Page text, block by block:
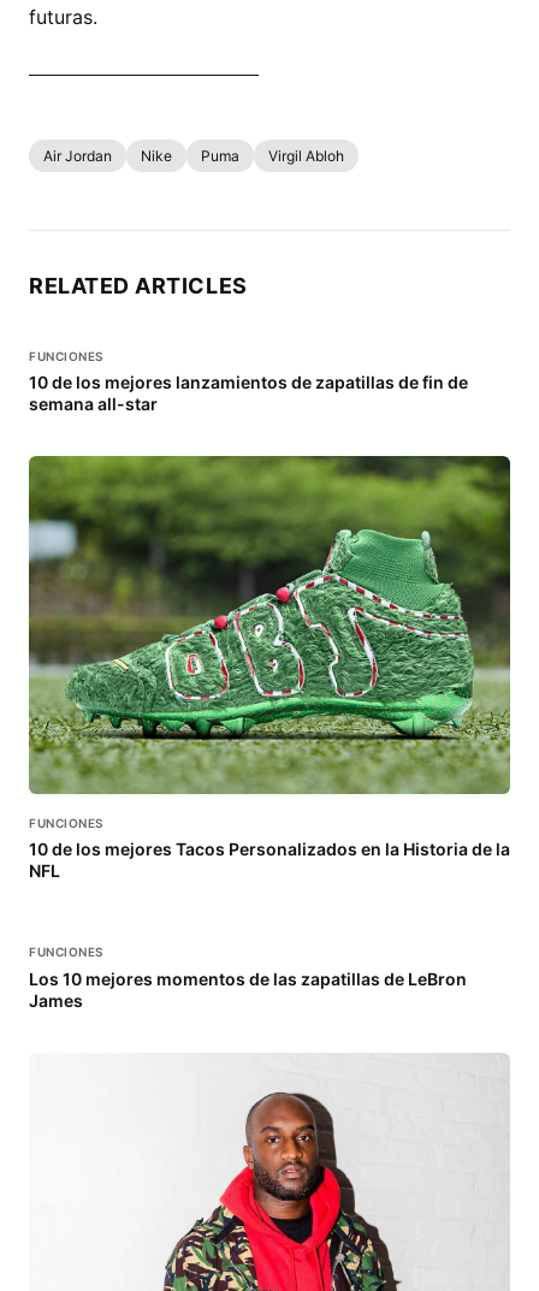
futuras.
Air Jordan Nike Puma Virgil Abloh
RELATED ARTICLES
FUNCIONES
10 de los mejores lanzamientos de zapatillas de fin de
semana all-star
FUNCIONES
10 de los mejores Tacos Personalizados en la Historia de la
NFL
FUNCIONES
Los 10 mejores momentos de las zapatillas de LeBron
James